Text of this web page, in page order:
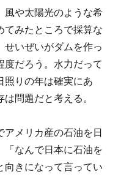
風や太陽光のような希
てみたところで採算な
せいぜいがダムを作っ
度だろう。水力だって
照りの年は確実にあ
問題だと考える。
アメリカ産の石油を日
「なんで日本に石油を
向きになって言ってい